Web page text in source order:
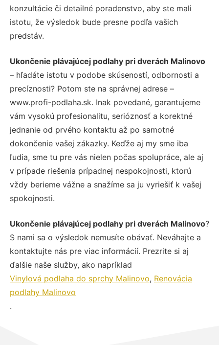
konzultácie či detailné poradenstvo, aby ste mali
istotu, že výsledok bude presne podľa vašich
predstáv.
Ukončenie plávajúcej podlahy pri dverách Malinovo
– hľadáte istotu v podobe skúseností, odbornosti a
precíznosti? Potom ste na správnej adrese –
www.profi-podlaha.sk. Inak povedané, garantujeme
vám vysokú profesionalitu, serióznosť a korektné
jednanie od prvého kontaktu až po samotné
dokončenie vašej zákazky. Keďže aj my sme iba
ľudia, sme tu pre vás nielen počas spolupráce, ale aj
v prípade riešenia prípadnej nespokojnosti, ktorú
vždy berieme vážne a snažíme sa ju vyriešiť k vašej
spokojnosti.
Ukončenie plávajúcej podlahy pri dverách Malinovo?
S nami sa o výsledok nemusíte obávať. Neváhajte a
kontaktujte nás pre viac informácií. Prezrite si aj
ďalšie naše služby, ako napríklad
Vinylová podlaha do sprchy Malinovo, Renovácia
podlahy Malinovo
.